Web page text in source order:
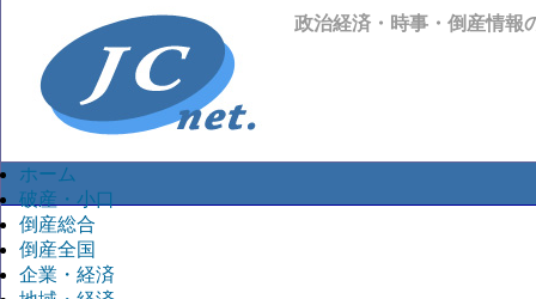
政治経済・時事・倒産情報
ホーム
破産・小口
倒産総合
倒産全国
企業・経済